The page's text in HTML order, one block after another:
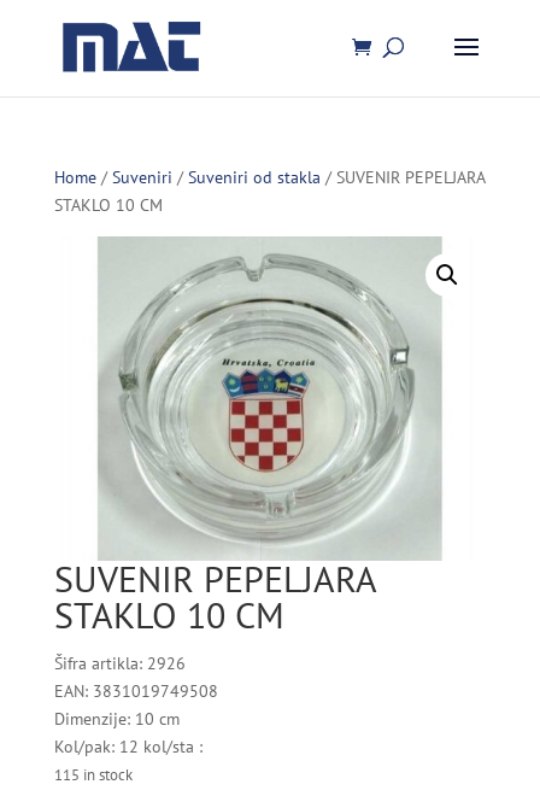
Home/Suveniri /Suveniri od stakla / SUVENIR PEPELJARA
STAKLO 10 CM
SUVENIR PEPELJARA
STAKLO 10 CM
Šifra artikla: 2926
EAN: 3831019749508
Dimenzije: 10 cm
Kol/pak: 12 kol/sta :
115 in stock